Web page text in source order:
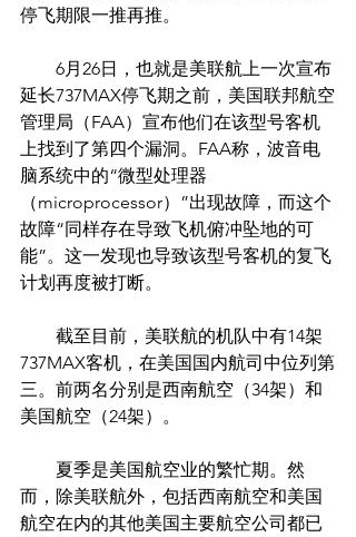
停飞期限一推再推。
6月26日，也就是美联航上一次宣布
延长737MAX停飞期之前，美国联邦航空
管理局（FAA）宣布他们在该型号客机
上找到了第四个漏洞。FAA称，波音电
脑系统中的“微型处理器
（microprocessor）”出现故障，而这个
故障“同样存在导致飞机俯冲坠地的可
能”。这一发现也导致该型号客机的复飞
计划再度被打断。
截至目前，美联航的机队中有14架
737MAX客机，在美国国内航司中位列第
三。前两名分别是西南航空（34架）和
美国航空（24架）。
夏季是美国航空业的繁忙期。然
而，除美联航外，包括西南航空和美国
航空在内的其他美国主要航空公司都已